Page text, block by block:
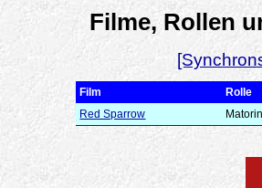
Filme, Rollen
Film Rolle
Red Sparrow
Matorin